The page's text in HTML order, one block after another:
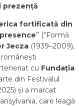
prezență
fortificată din
” (“Formă
Jecza (1939–2009),
cu Fundația
din Festivalul
și a marcat
care leagă